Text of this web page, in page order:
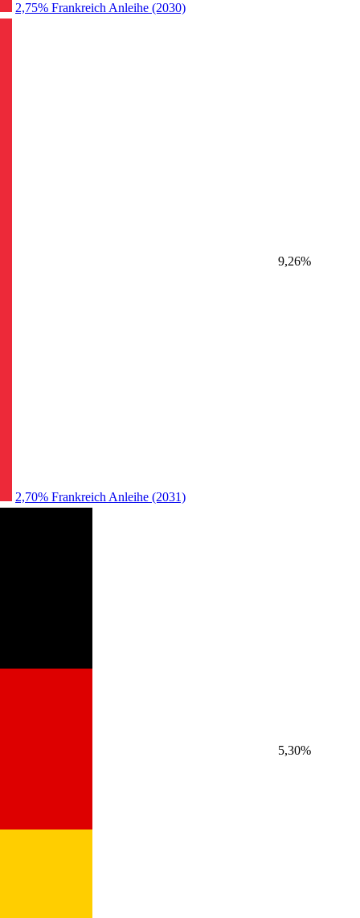
2,75% Frankreich Anleihe (2030)
2,70% Frankreich Anleihe (2031)
9,26%
5,30%